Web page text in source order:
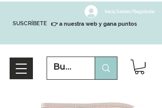
SUSCRÍBETE
Inicia Sesión/Regístrate
👉 a nuestra web y gana puntos